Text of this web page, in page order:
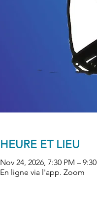
HEURE ET LIEU
Nov 24, 2026, 7:30 PM –
En ligne via l'app. Zoom